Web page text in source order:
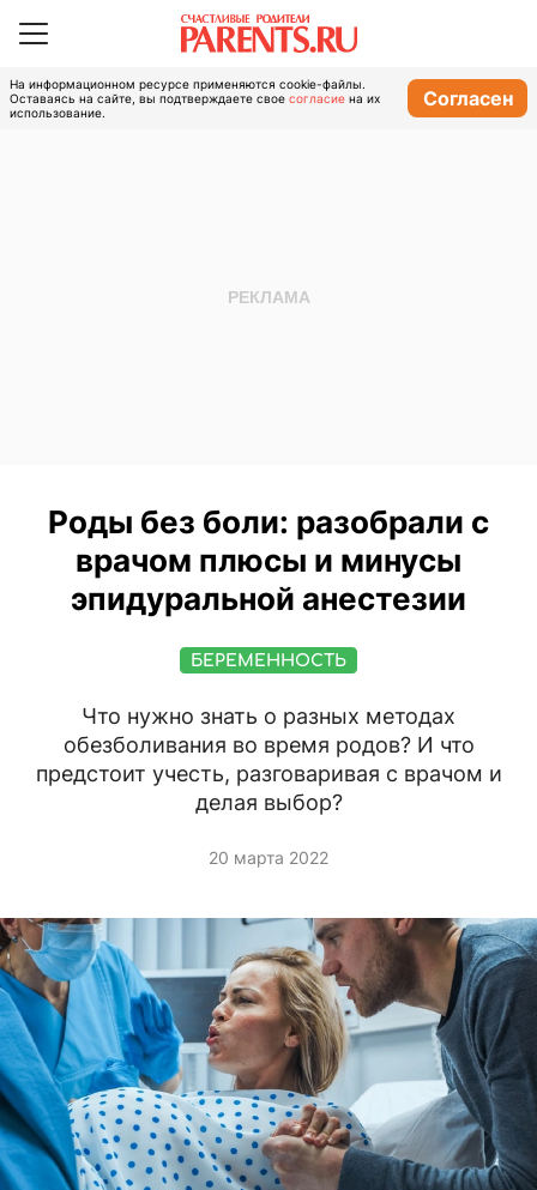
На информационном ресурсе применяются cookie-файлы.
Оставаясь на сайте, вы подтверждаете свое согласие на их
использование.
Согласен
Роды без боли: разобрали с
врачом плюсы и минусы
эпидуральной анестезии
БЕРЕМЕННОСТЬ
Что нужно знать о разных методах
обезболивания во время родов? И что
предстоит учесть, разговаривая с врачом и
делая выбор?
20 марта 2022